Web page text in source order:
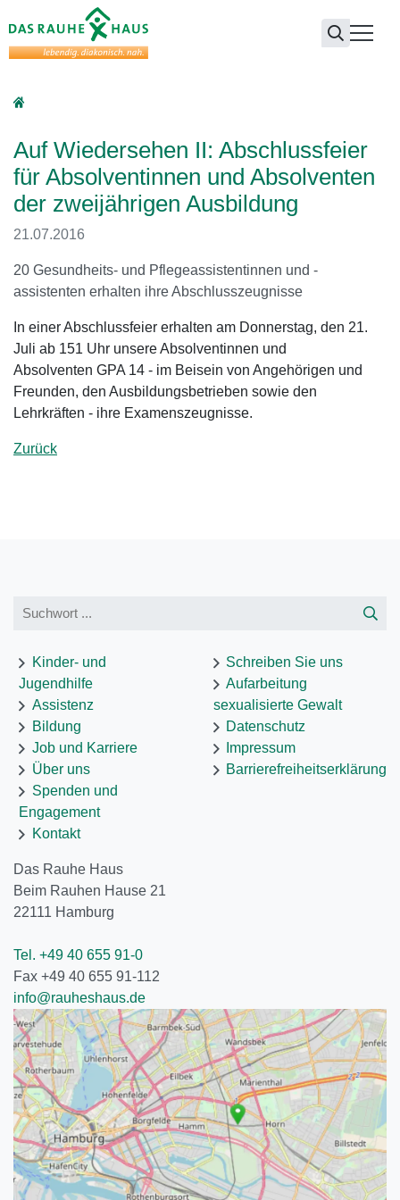
Auf Wiedersehen II: Abschlussfeier
für Absolventinnen und Absolventen
der zweijährigen Ausbildung
21.07.2016
20 Gesundheits- und Pflegeassistentinnen und -
assistenten erhalten ihre Abschlusszeugnisse
In einer Abschlussfeier erhalten am Donnerstag, den 21.
Juli ab 151 Uhr unsere Absolventinnen und
Absolventen GPA 14 - im Beisein von Angehörigen und
Freunden, den Ausbildungsbetrieben sowie den
Lehrkräften - ihre Examenszeugnisse.
Zurück
Kinder- und
Jugendhilfe
Assistenz
Bildung
Job und Karriere
Über uns
Spenden und
Engagement
Kontakt
Schreiben Sie uns
Aufarbeitung
sexualisierte Gewalt
Datenschutz
Impressum
Barrierefreiheitserklärung
Das Rauhe Haus
Beim Rauhen Hause 21
22111 Hamburg
Tel. +49 40 655 91-0
Fax +49 40 655 91-112
info@rauheshaus.de